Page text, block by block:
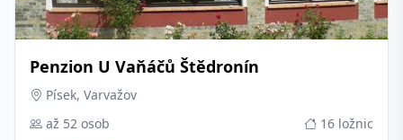
Penzion U Vaňáčů Štědronín
Písek, Varvažov
až 52 osob
16 ložnic